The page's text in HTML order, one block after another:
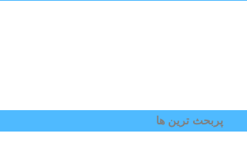
پربحث ترین ها